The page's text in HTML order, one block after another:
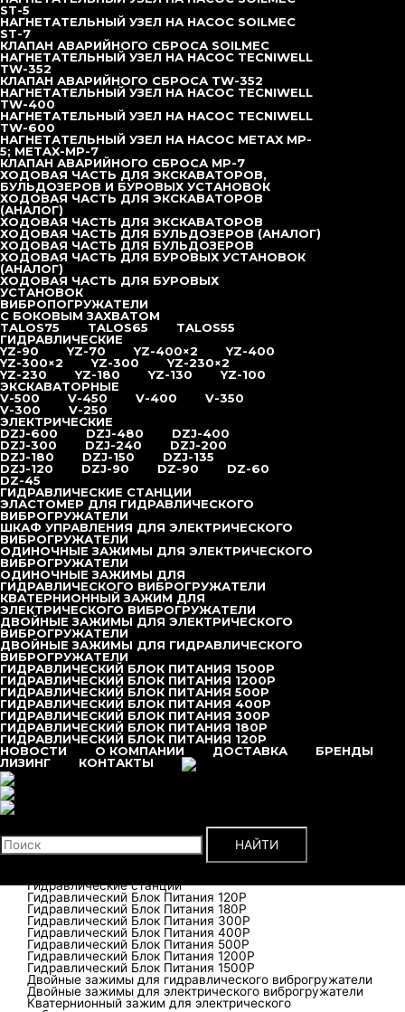
ST-5
НАГНЕТАТЕЛЬНЫЙ УЗЕЛ НА НАСОС SOILMEC
ST-7
КЛАПАН АВАРИЙНОГО СБРОСА SOILMEC
НАГНЕТАТЕЛЬНЫЙ УЗЕЛ НА НАСОС TECNIWELL
TW-352
КЛАПАН АВАРИЙНОГО СБРОСА TW-352
НАГНЕТАТЕЛЬНЫЙ УЗЕЛ НА НАСОС TECNIWELL
TW-400
НАГНЕТАТЕЛЬНЫЙ УЗЕЛ НА НАСОС TECNIWELL
TW-600
НАГНЕТАТЕЛЬНЫЙ УЗЕЛ НА НАСОС METAX MP-
5; METAX-MP-7
КЛАПАН АВАРИЙНОГО СБРОСА MP-7
ХОДОВАЯ ЧАСТЬ ДЛЯ ЭКСКАВАТОРОВ,
БУЛЬДОЗЕРОВ И БУРОВЫХ УСТАНОВОК
ХОДОВАЯ ЧАСТЬ ДЛЯ ЭКСКАВАТОРОВ
(АНАЛОГ)
ХОДОВАЯ ЧАСТЬ ДЛЯ ЭКСКАВАТОРОВ
ХОДОВАЯ ЧАСТЬ ДЛЯ БУЛЬДОЗЕРОВ (АНАЛОГ)
ХОДОВАЯ ЧАСТЬ ДЛЯ БУЛЬДОЗЕРОВ
ХОДОВАЯ ЧАСТЬ ДЛЯ БУРОВЫХ УСТАНОВОК
(АНАЛОГ)
ХОДОВАЯ ЧАСТЬ ДЛЯ БУРОВЫХ
УСТАНОВОК
ВИБРОПОГРУЖАТЕЛИ
С БОКОВЫМ ЗАХВАТОМ
TALOS75
TALOS65
TALOS55
ГИДРАВЛИЧЕСКИЕ
YZ-90
YZ-70 YZ-400×2
YZ-400
YZ-300×2
YZ-300
YZ-230×2
YZ-230
YZ-180 YZ-130
YZ-100
ЭКСКАВАТОРНЫЕ
V-500
V-450 V-400
V-350
V-300
V-250
ЭЛЕКТРИЧЕСКИЕ
DZJ-600
DZJ-480
DZJ-400
DZJ-300
DZJ-240
DZJ-200
DZJ-180
DZJ-150
DZJ-135
DZJ-120
DZJ-90 DZ-90
DZ-60
DZ-45
ГИДРАВЛИЧЕСКИЕ СТАНЦИИ
ЭЛАСТОМЕР ДЛЯ ГИДРАВЛИЧЕСКОГО
ВИБРОГРУЖАТЕЛИ
ШКАФ УПРАВЛЕНИЯ ДЛЯ ЭЛЕКТРИЧЕСКОГО
ВИБРОГРУЖАТЕЛИ
ОДИНОЧНЫЕ ЗАЖИМЫ ДЛЯ ЭЛЕКТРИЧЕСКОГО
ВИБРОГРУЖАТЕЛИ
ОДИНОЧНЫЕ ЗАЖИМЫ ДЛЯ
ГИДРАВЛИЧЕСКОГО ВИБРОГРУЖАТЕЛИ
КВАТЕРНИОННЫЙ ЗАЖИМ ДЛЯ
ЭЛЕКТРИЧЕСКОГО ВИБРОГРУЖАТЕЛИ
ДВОЙНЫЕ ЗАЖИМЫ ДЛЯ ЭЛЕКТРИЧЕСКОГО
ВИБРОГРУЖАТЕЛИ
ДВОЙНЫЕ ЗАЖИМЫ ДЛЯ ГИДРАВЛИЧЕСКОГО
ВИБРОГРУЖАТЕЛИ
ГИДРАВЛИЧЕСКИЙ БЛОК ПИТАНИЯ 1500P
ГИДРАВЛИЧЕСКИЙ БЛОК ПИТАНИЯ 1200P
ГИДРАВЛИЧЕСКИЙ БЛОК ПИТАНИЯ 500P
ГИДРАВЛИЧЕСКИЙ БЛОК ПИТАНИЯ 400P
ГИДРАВЛИЧЕСКИЙ БЛОК ПИТАНИЯ 300P
ГИДРАВЛИЧЕСКИЙ БЛОК ПИТАНИЯ 180P
ГИДРАВЛИЧЕСКИЙ БЛОК ПИТАНИЯ 120P
НОВОСТИ
О КОМПАНИИ ДОСТАВКА
БРЕНДЫ
ЛИЗИНГ
КОНТАКТЫ
НАЙТИ
Буровые трубы
Штанга буровая НКР 63,5×550
Штанга буровая НКР 63,5×1050
Штанга буровая НКР 63,5×1250
Штанга буровая СБУ-89х95
Штанга буровая СБУ-89х1170
Штанга буровая СБУ-89х1840
Штанга буровая СБУ-89х2000
Штанга буровая Ø 76 мм, резьба API 2 3/8″ Reg (З-66)
Штанга буровая Ø 89 мм, резьба API 2 3/8″ Reg (З-66)
Штанга буровая Ø 102 мм, резьба API 2 3/8″ или 2 7/8″
Reg
Штанга буровая Ø 114 мм, резьба API 3 1/2″ Reg (З-88)
Штанга буровая Ø 127 мм, резьба API 3 1/2″ Reg (З-88)
Запчасти к насосам высокого давления
Клапан аварийного сброса MP-7
Нагнетательный узел на насос Metax MP-5; Metax-MP-7
Нагнетательный узел на насос Tecniwell TW-600
Нагнетательный узел на насос Tecniwell TW-400
Клапан аварийного сброса TW-352
Нагнетательный узел на насос Tecniwell TW-352
Клапан аварийного сброса Soilmec
Нагнетательный узел на насос Soilmec St-7
Нагнетательный узел на насос Soilmec St-5
Нагнетательный узел на насос Geo Astra
Втулка бронзовая
Уплотнения для насосов высокого давления
Плунжера
Ходовая часть для экскаваторов, бульдозеров и
буровых установок
Ходовая часть для экскаваторов (аналог)
Ходовая часть для экскаваторов
Ходовая часть для бульдозеров (аналог)
Ходовая часть для бульдозеров
Ходовая часть для буровых установок (аналог)
Ходовая часть для буровых установок
Вибропогружатели
С боковым захватом
TALOS55
TALOS65
TALOS75
Гидравлические
YZ-100
YZ-130
YZ-180
YZ-230
YZ-230×2
YZ-300
YZ-300×2
YZ-400
YZ-400×2
YZ-70
YZ-90
Экскаваторные
V-250
V-300
V-350
V-400
V-450
V-500
Электрические
DZ-45
DZ-60
DZ-90
DZJ-90
DZJ-120
DZJ-300
DZJ-400
Гидравлические станции
Гидравлический Блок Питания 120P
Гидравлический Блок Питания 180P
Гидравлический Блок Питания 300P
Гидравлический Блок Питания 400P
Гидравлический Блок Питания 500P
Гидравлический Блок Питания 1200P
Гидравлический Блок Питания 1500P
Двойные зажимы для гидравлического виброгружатели
Двойные зажимы для электрического виброгружатели
Кватернионный зажим для электрического